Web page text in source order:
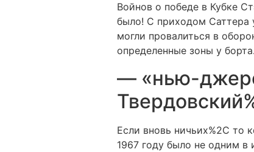
Войнов о победе в Кубке
было! С приходом Саттера
могли провалиться в
определенные зоны у борта.
— «нью-
Если вновь ничьих%2C то
1967 году было не одним в